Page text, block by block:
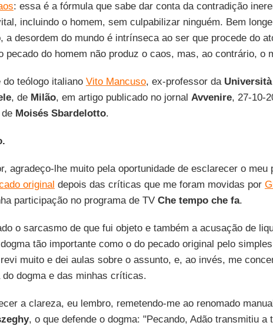
: essa é a fórmula que sabe dar conta da contradição
incluindo o homem, sem culpabilizar ninguém. Bem
a desordem do mundo é intrínseca ao ser que procede do
pecado do homem não produz o caos, mas, ao contrário, o
do teólogo italiano Vito Mancuso, ex-professor da
, de Milão, em artigo publicado no jornal Avvenire, 27-10-
Moisés Sbardelotto.
agradeço-lhe muito pela oportunidade de esclarecer o meu
original depois das críticas que me foram movidas por
participação no programa de TV Che tempo che fa.
o sarcasmo de que fui objeto e também a acusação de
tão importante como o do pecado original pelo
muito e dei aulas sobre o assunto, e, ao invés, me
dogma e das minhas críticas.
a clareza, eu lembro, remetendo-me ao renomado
, o que defende o dogma: "Pecando, Adão transmitiu a